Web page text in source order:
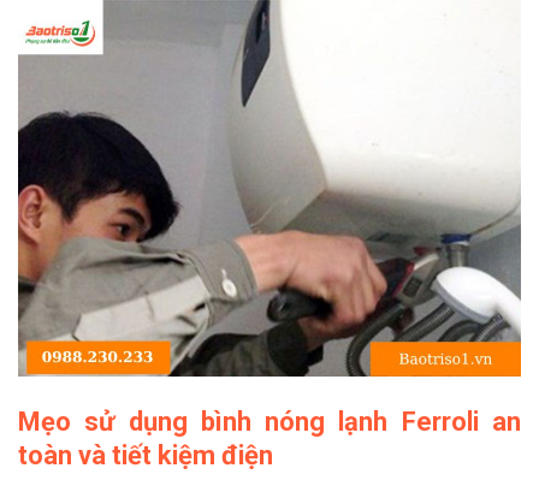
Mẹo sử dụng bình nóng lạnh Ferroli an
toàn và tiết kiệm điện